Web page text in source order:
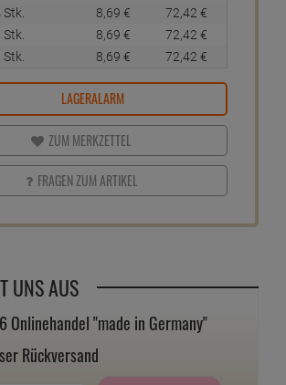
Stk.
8,69 € 72,42 €
Stk.
8,69 € 72,42 €
Stk.
8,69 € 72,42 €
LAGERALARM
ZUM MERKZETTEL
FRAGEN ZUM ARTIKEL
UNS AUS
Onlinehandel "made in Germany"
Rückversand